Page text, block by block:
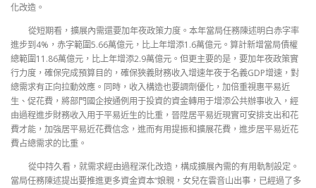
化改造。
從短期看，擴展內需還要加年夜政策力度。本年當局任務陳述明白赤字率
進步到4%，赤字範圍5.66萬億元，比上年增添1.6萬億元。算計新增當局債權
總範圍11.86萬億元，比上年增添2.9萬億元。但更主要的是，要加年夜政策實
行力度，確保完成預算目的，確保狹義財務收入增速年夜于名義GDP增速，對
總需求有正向拉動效應。同時，收入構造也要調劑優化，加倍重視惠平易近
生、促花費，將部門國企按通例用于投資的資金轉用于增添公共辦事收入，經
由過程進步財務收入用于平易近生的比重，晉陞居平易近現實可安排支出和花
費才能，加強居平易近花費信念，進而有用提振和擴展花費，進步居平易近花
費占總需求的比重。
從中持久看，就需求經由過程深化改造，構成擴展內需的有用軌制設定。
當局任務陳述提出要推進更多資金資本“娘親，女兒在雲音山出事，已經過了多